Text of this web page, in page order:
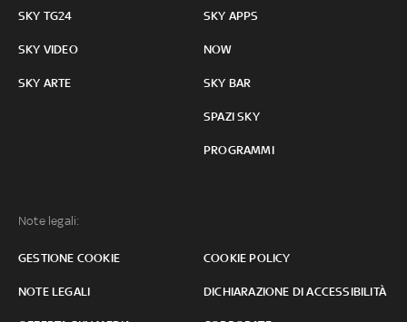
SKY TG24
SKY VIDEO
SKY ARTE
SKY APPS
NOW
SKY BAR
SPAZI SKY
PROGRAMMI
Note legali:
GESTIONE COOKIE COOKIE POLICY
NOTE LEGALI DICHIARAZIONE DI ACCESSIBILITÀ